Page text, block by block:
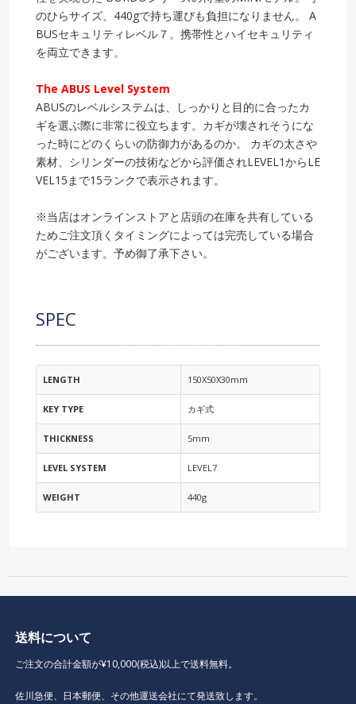
のひらサイズ、440gで持ち運びも負担になりません。 A
BUSセキュリティレベル７。携帯性とハイセキュリティ
を両立できます。
The ABUS Level System
ABUSのレベルシステムは、しっかりと目的に合ったカ
ギを選ぶ際に非常に役立ちます。カギが壊されそうにな
った時にどのくらいの防御力があるのか。 カギの太さや
素材、シリンダーの技術などから評価されLEVEL1からLE
VEL15まで15ランクで表示されます。
※当店はオンラインストアと店頭の在庫を共有している
ためご注文頂くタイミングによっては完売している場合
がございます。予め御了承下さい。
SPEC
LENGTH 150X50X30mm
KEY TYPE カギ式
THICKNESS 5mm
LEVEL SYSTEM LEVEL7
WEIGHT 440g
送料について
ご注文の合計金額が¥10,000(税込)以上で送料無料。
佐川急便、日本郵便、その他運送会社にて発送致します。